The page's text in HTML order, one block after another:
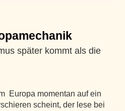
später kommt als die
Europa momentan auf ein
scheint, der lese bei